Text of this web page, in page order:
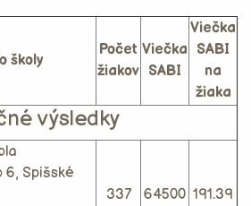
školy
Počet
žiakov
Viečka
SABI
Viečka
SABI
na
žiaka
výsledky
6, Spišské
337 64500 191.39